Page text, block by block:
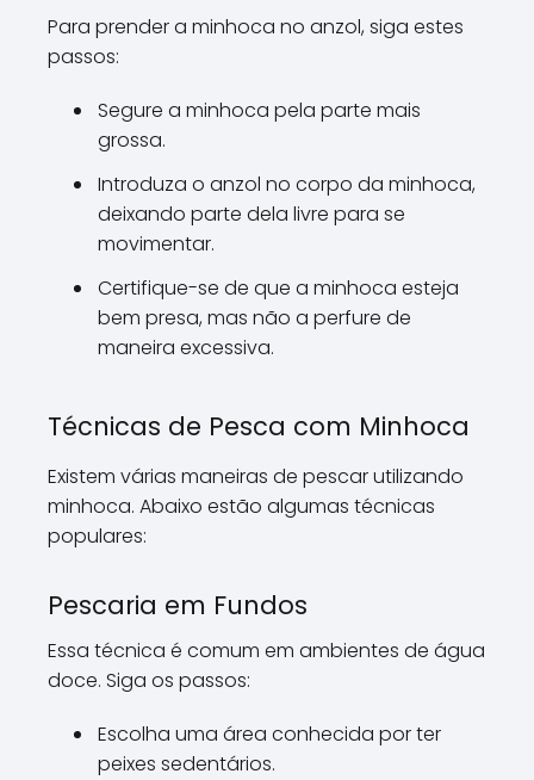
Para prender a minhoca no anzol, siga estes
passos:
Segure a minhoca pela parte mais
grossa.
Introduza o anzol no corpo da minhoca,
deixando parte dela livre para se
movimentar.
Certifique-se de que a minhoca esteja
bem presa, mas não a perfure de
maneira excessiva.
Técnicas de Pesca com Minhoca
Existem várias maneiras de pescar utilizando
minhoca. Abaixo estão algumas técnicas
populares:
Pescaria em Fundos
Essa técnica é comum em ambientes de água
doce. Siga os passos:
Escolha uma área conhecida por ter
peixes sedentários.